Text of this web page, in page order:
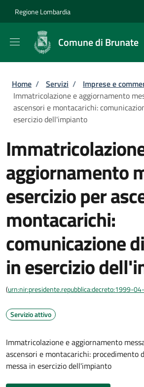
Regione Lombardia
Comune di Brunate
Briciole di pane
Home / Servizi / Imprese e
Immatricolazione e aggiornamento
ascensori e montacarichi:
esercizio dell'impianto
aggiornamento
esercizio per
montacarichi:
comunicazione
in esercizio
(urn:nir:presidente.repubblica:decreto:1999-
Servizio attivo
Immatricolazione e aggiornamento
ascensori e montacarichi: procedimento
messa in esercizio dell'impianto